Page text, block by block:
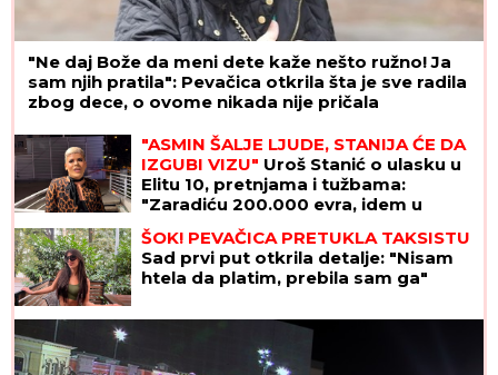
"Ne daj Bože da meni dete kaže nešto ružno! Ja
sam njih pratila": Pevačica otkrila šta je sve radila
zbog dece, o ovome nikada nije pričala
"ASMIN ŠALJE LJUDE, STANIJA ĆE DA
IZGUBI VIZU" Uroš Stanić o ulasku u
Elitu 10, pretnjama i tužbama:
"Zaradiću 200.000 evra, idem u
američku ambasadu"
ŠOK! PEVAČICA PRETUKLA TAKSISTU
Sad prvi put otkrila detalje: "Nisam
htela da platim, prebila sam ga"